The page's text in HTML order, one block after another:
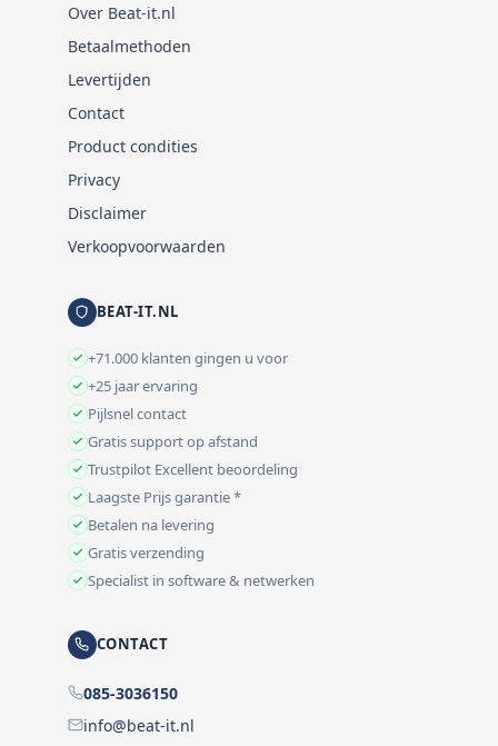
Over Beat-it.nl
Betaalmethoden
Levertijden
Contact
Product condities
Privacy
Disclaimer
Verkoopvoorwaarden
BEAT-IT.NL
+71.000 klanten gingen u voor
+25 jaar ervaring
Pijlsnel contact
Gratis support op afstand
Trustpilot Excellent beoordeling
Laagste Prijs garantie *
Betalen na levering
Gratis verzending
Specialist in software & netwerken
CONTACT
085-3036150
info@beat-it.nl